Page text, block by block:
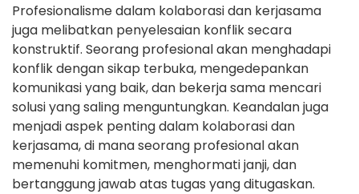
Profesionalisme dalam kolaborasi dan kerjasama
juga melibatkan penyelesaian konflik secara
konstruktif. Seorang profesional akan menghadapi
konflik dengan sikap terbuka, mengedepankan
komunikasi yang baik, dan bekerja sama mencari
solusi yang saling menguntungkan. Keandalan juga
menjadi aspek penting dalam kolaborasi dan
kerjasama, di mana seorang profesional akan
memenuhi komitmen, menghormati janji, dan
bertanggung jawab atas tugas yang ditugaskan.